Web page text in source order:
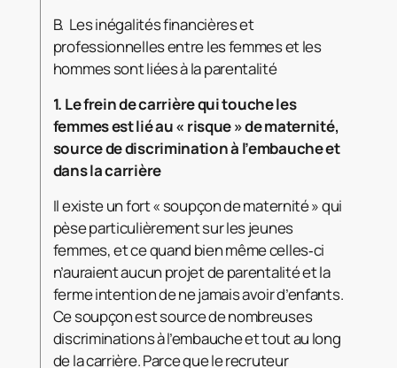
B. Les inégalités financières et
professionnelles entre les femmes et les
hommes sont liées à la parentalité
1. Le frein de carrière qui touche les
femmes est lié au « risque» de maternité,
source de discrimination à l’embauche et
dans la carrière
Il existe un fort « soupçon de maternité » qui
pèse particulièrement sur les jeunes
femmes, et ce quand bien même celles‑ci
n’auraient aucun projet de parentalité et la
ferme intention de ne jamais avoir d’enfants.
Ce soupçon est source de nombreuses
discriminations à l’embauche et tout au long
de la carrière. Parce que le recruteur